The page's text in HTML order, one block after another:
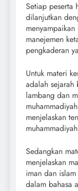
Setiap peserta
dilanjutkan
manejemen
pengkaderan
Untuk materi
adalah sejarah
lambang dan
menjelaskan
Sedangkan
menjelaskan
iman dan
dalam bahasa